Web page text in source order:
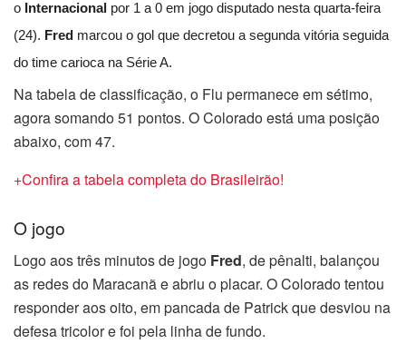
o Internacional por 1 a 0 em jogo disputado nesta quarta-feira
(24). Fred marcou o gol que decretou a segunda vitória seguida
do time carioca na Série A.
Na tabela de classificação, o Flu permanece em sétimo,
agora somando 51 pontos. O Colorado está uma posição
abaixo, com 47.
+Confira a tabela completa do Brasileirão!
O jogo
Logo aos três minutos de jogo Fred, de pênalti, balançou
as redes do Maracanã e abriu o placar. O Colorado tentou
responder aos oito, em pancada de Patrick que desviou na
defesa tricolor e foi pela linha de fundo.